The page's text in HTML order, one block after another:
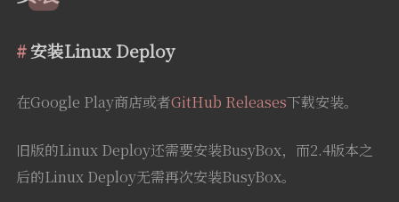
安装Linux Deploy
在Google Play商店或者GitHub Releases下载安装。
旧版的Linux Deploy还需要安装BusyBox，而2.4版本之
后的Linux Deploy无需再次安装BusyBox。